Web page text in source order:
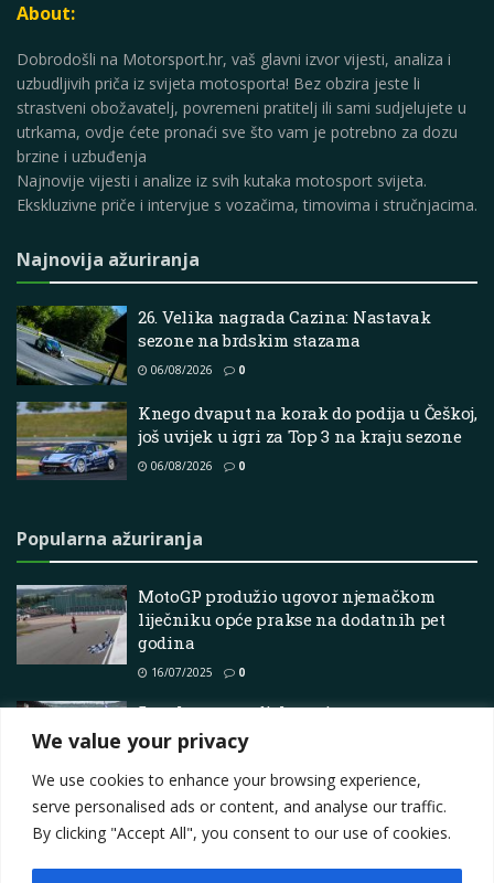
We value your privacy
We use cookies to enhance your browsing experience,
serve personalised ads or content, and analyse our traffic.
By clicking "Accept All", you consent to our use of cookies.
About:
Dobrodošli na Motorsport.hr, vaš glavni izvor vijesti, analiza i
uzbudljivih priča iz svijeta motosporta! Bez obzira jeste li
strastveni obožavatelj, povremeni pratitelj ili sami sudjelujete u
utrkama, ovdje ćete pronaći sve što vam je potrebno za dozu
brzine i uzbuđenja
Najnovije vijesti i analize iz svih kutaka motosport svijeta.
Ekskluzivne priče i intervjue s vozačima, timovima i stručnjacima.
Najnovija ažuriranja
26. Velika nagrada Cazina: Nastavak
sezone na brdskim stazama
06/08/2026 0
Knego dvaput na korak do podija u Češkoj,
još uvijek u igri za Top 3 na kraju sezone
06/08/2026 0
Popularna ažuriranja
MotoGP produžio ugovor njemačkom
liječniku opće prakse na dodatnih pet
godina
16/07/2025 0
5 razloga za sudjelovanje u usponu na
brdo Hagerty